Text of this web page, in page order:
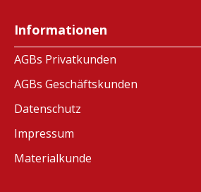
Informationen
AGBs Privatkunden
AGBs Geschäftskunden
Datenschutz
Impressum
Materialkunde